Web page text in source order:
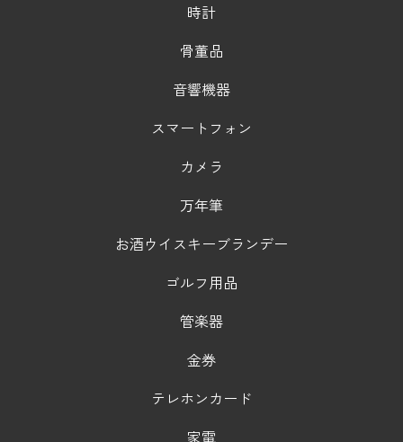
時計
骨董品
音響機器
スマートフォン
カメラ
万年筆
お酒ウイスキーブランデー
ゴルフ用品
管楽器
金券
テレホンカード
家電